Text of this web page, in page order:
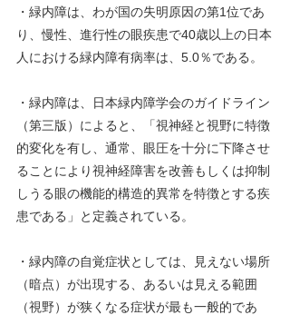
・緑内障は、わが国の失明原因の第1位であ
り、慢性、進行性の眼疾患で40歳以上の日本
人における緑内障有病率は、5.0％である。
・緑内障は、日本緑内障学会のガイドライン
（第三版）によると、「視神経と視野に特徴
的変化を有し、通常、眼圧を十分に下降させ
ることにより視神経障害を改善もしくは抑制
しうる眼の機能的構造的異常を特徴とする疾
患である」と定義されている。
・緑内障の自覚症状としては、見えない場所
（暗点）が出現する、あるいは見える範囲
（視野）が狭くなる症状が最も一般的であ